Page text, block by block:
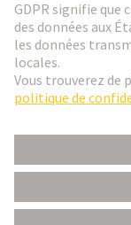
France
© HARTING
ContactPolitique